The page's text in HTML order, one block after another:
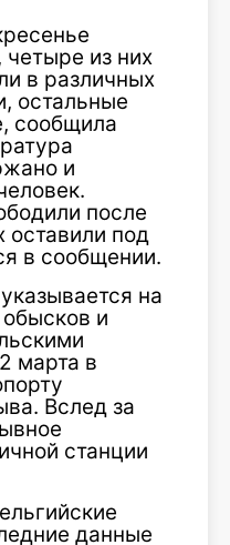
из них
в различных
остальные
сообщила
и
после
оставили под
в сообщении.
на
и
марта в
Вслед за
станции
данные